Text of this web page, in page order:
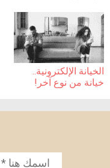
الخيانة الإلكترونية..
خيانة من نوع آخر!
الاسم*